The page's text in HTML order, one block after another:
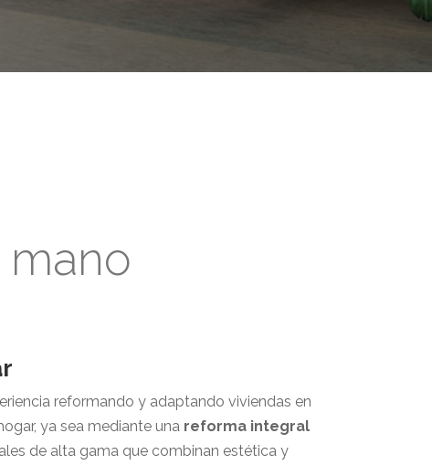
mano
reformando y adaptando viviendas en
ya sea mediante una reforma integral
de alta gama que combinan estética y